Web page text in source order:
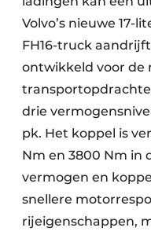
Volvo’s nieuwe 17-
FH16-truck
ontwikkeld voor de
drie
pk. Het koppel is
Nm en 3800 Nm in
vermogen en
snellere
rijeigenschappen,